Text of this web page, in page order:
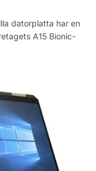
datorplatta har en
A15 Bionic-